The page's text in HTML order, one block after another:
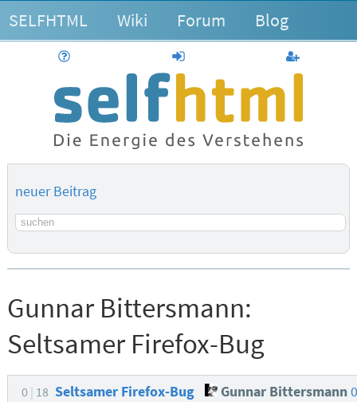
SELFHTML Wiki Forum Blog
anmelden
neuer Beitrag
Suchbegriff
Gunnar Bittersmann:
Seltsamer Firefox-Bug
0 18 Seltsamer Firefox-Bug Gunnar Bittersmann